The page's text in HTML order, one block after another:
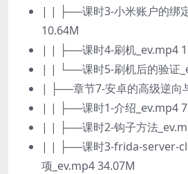
| | ├──课时3-小米账户的绑
10.64M
| | ├──课时4-刷机_ev.mp4
| | └──课时5-刷机后的验证
| ├──章节7-安卓的高级逆向
| | ├──课时1-介绍_ev.mp4
| | ├──课时2-钩子方法
| | ├──课时3-frida-server-
项_ev.mp4 34.07M